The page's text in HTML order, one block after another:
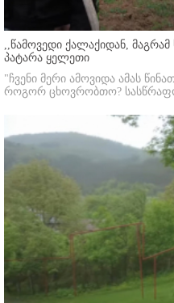
,,წამოვედი ქალაქიდან,
პატარა ყელეთი
"ჩვენი მერი ამოვიდა ამას
როგორ ცხოვრობთო?